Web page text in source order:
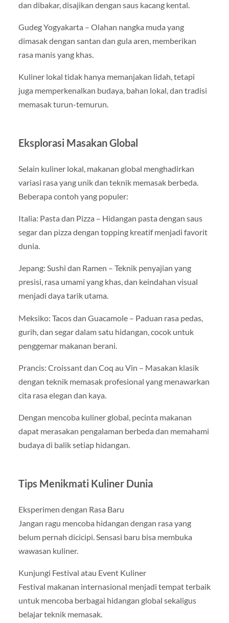
dan dibakar, disajikan dengan saus kacang kental.
Gudeg Yogyakarta – Olahan nangka muda yang
dimasak dengan santan dan gula aren, memberikan
rasa manis yang khas.
Kuliner lokal tidak hanya memanjakan lidah, tetapi
juga memperkenalkan budaya, bahan lokal, dan tradisi
memasak turun-temurun.
Eksplorasi Masakan Global
Selain kuliner lokal, makanan global menghadirkan
variasi rasa yang unik dan teknik memasak berbeda.
Beberapa contoh yang populer:
Italia: Pasta dan Pizza – Hidangan pasta dengan saus
segar dan pizza dengan topping kreatif menjadi favorit
dunia.
Jepang: Sushi dan Ramen – Teknik penyajian yang
presisi, rasa umami yang khas, dan keindahan visual
menjadi daya tarik utama.
Meksiko: Tacos dan Guacamole – Paduan rasa pedas,
gurih, dan segar dalam satu hidangan, cocok untuk
penggemar makanan berani.
Prancis: Croissant dan Coq au Vin – Masakan klasik
dengan teknik memasak profesional yang menawarkan
cita rasa elegan dan kaya.
Dengan mencoba kuliner global, pecinta makanan
dapat merasakan pengalaman berbeda dan memahami
budaya di balik setiap hidangan.
Tips Menikmati Kuliner Dunia
Eksperimen dengan Rasa Baru
Jangan ragu mencoba hidangan dengan rasa yang
belum pernah dicicipi. Sensasi baru bisa membuka
wawasan kuliner.
Kunjungi Festival atau Event Kuliner
Festival makanan internasional menjadi tempat terbaik
untuk mencoba berbagai hidangan global sekaligus
belajar teknik memasak.